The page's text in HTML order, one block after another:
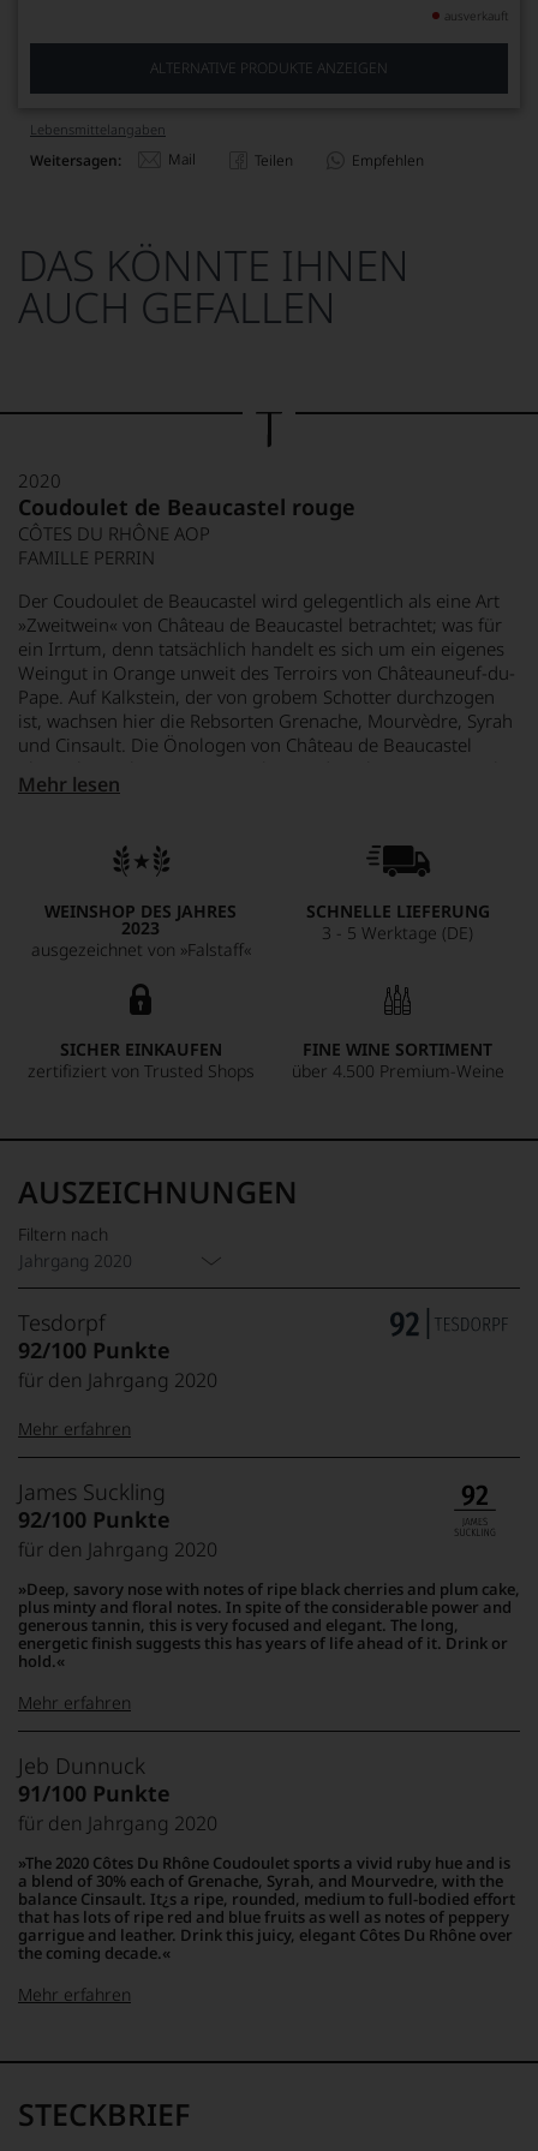
ausverkauft
ALTERNATIVE PRODUKTE ANZEIGEN
Lebensmittel­angaben
Weitersagen: Mail Teilen Empfehlen
DAS KÖNNTE IHNEN
AUCH GEFALLEN
2020
Coudoulet de Beaucastel rouge
CÔTES DU RHÔNE AOP
FAMILLE PERRIN
Der Coudoulet de Beaucastel wird gelegentlich als eine Art
»Zweitwein« von Château de Beaucastel betrachtet; was für
ein Irrtum, denn tatsächlich handelt es sich um ein eigenes
Weingut in Orange unweit des Terroirs von Châteauneuf-du-
Pape. Auf Kalkstein, der von grobem Schotter durchzogen
ist, wachsen hier die Rebsorten Grenache, Mourvèdre, Syrah
und Cinsault. Die Önologen von Château de Beaucastel
für diese herrliche Komposition verantwortlich. Ein weicher,
südlichen Rhône, der die große Tradition der Region
förmlich atmet, das spürt man im Duft mit seinen feinen
wie in seinem von sanften Gerbstoffen geprägten
Geschmack, der elegant und kraftvoll über die Zunge geht.
Das ist ein schöner und richtig eigenständiger Wein.
Mehr lesen
WEINSHOP DES JAHRES
2023
ausgezeichnet von »Falstaff«
SCHNELLE LIEFERUNG
3 - 5 Werktage (DE)
SICHER EINKAUFEN
zertifiziert von Trusted Shops
FINE WINE SORTIMENT
über 4.500 Premium-Weine
AUSZEICHNUNGEN
Filtern nach
Jahrgang 2020
Tesdorpf
92/100 Punkte
für den Jahrgang 2020
99–100 Punkte:
95–98 Punkte:
90–94 Punkte:
Tesdorpf
Der
Name
Tesdorpf
steht
für
»Fine
Wine«,
für
die
edlen
Weine
der
Welt,
wie
kaum
ein
anderer.
Das
dokumentieren
wir
auch
und
Bewertungen
Medaillen
renommierter
Mehr erfahren
James Suckling
92/100 Punkte
für den Jahrgang 2020
Deep, savory nose with notes of ripe black cherries and plum cake,
plus minty and floral notes. In spite of the considerable power and
generous tannin, this is very focused and elegant. The long,
energetic finish suggests this has years of life ahead of it. Drink or
hold.
100-95 Punkte:
90 Punkte und
mehr:
Unter 88
Punkte:
James
Suckling
Der
Amerikaner
James
Suckling,
Jahrgang
1958,
zählt
heute
zu
und
Weinkritikern
der
Mehr erfahren
Jeb Dunnuck
91/100 Punkte
für den Jahrgang 2020
The 2020 Côtes Du Rhône Coudoulet sports a vivid ruby hue and is
a blend of 30% each of Grenache, Syrah, and Mourvedre, with the
balance Cinsault. It¿s a ripe, rounded, medium to full-bodied effort
that has lots of ripe red and blue fruits as well as notes of peppery
garrigue and leather. Drink this juicy, elegant Côtes Du Rhône over
the coming decade.
Dunnuck
Mehr erfahren
STECKBRIEF